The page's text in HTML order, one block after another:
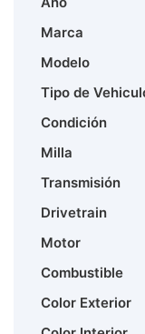
Mejor servicio
Marca
Modelo
Tipo de
Condición
Milla
Transmisión
Drivetrain
Motor
Combustible
Color Exterior